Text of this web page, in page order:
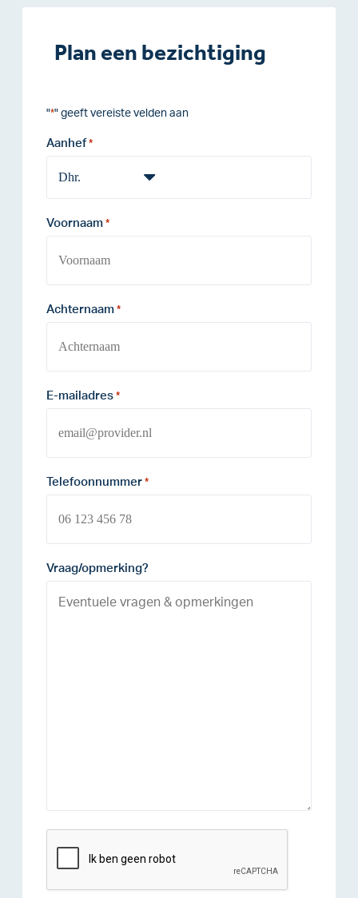
Plan een bezichtiging
"*" geeft vereiste velden aan
Aanhef *
Voornaam *
Achternaam *
E-mailadres *
Telefoonnummer *
Vraag/opmerking?